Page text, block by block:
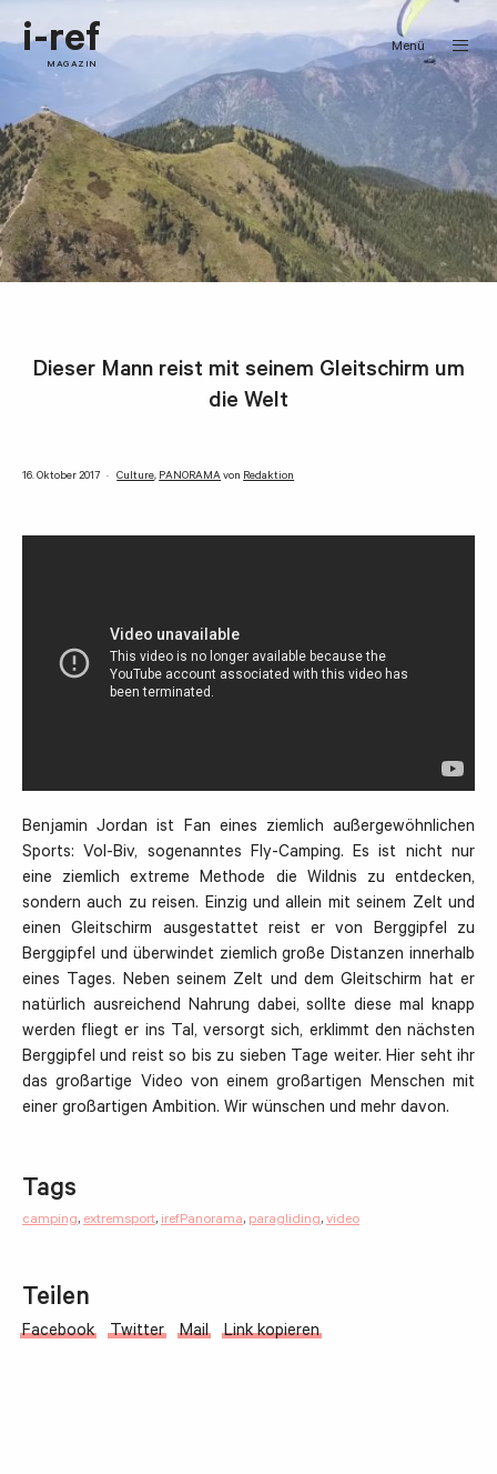
i-ref
MAGAZIN
Menü
Dieser Mann reist mit seinem Gleitschirm um
die Welt
16. Oktober 2017 Culture, PANORAMAvon Redaktion
Benjamin Jordan ist Fan eines ziemlich außergewöhnlichen
Sports: Vol-Biv, sogenanntes Fly-Camping. Es ist nicht nur
eine ziemlich extreme Methode die Wildnis zu entdecken,
sondern auch zu reisen. Einzig und allein mit seinem Zelt und
einen Gleitschirm ausgestattet reist er von Berggipfel zu
Berggipfel und überwindet ziemlich große Distanzen innerhalb
eines Tages. Neben seinem Zelt und dem Gleitschirm hat er
natürlich ausreichend Nahrung dabei, sollte diese mal knapp
werden fliegt er ins Tal, versorgt sich, erklimmt den nächsten
Berggipfel und reist so bis zu sieben Tage weiter. Hier seht ihr
das großartige Video von einem großartigen Menschen mit
einer großartigen Ambition. Wir wünschen und mehr davon.
Tags
camping, extremsport, irefPanorama, paragliding, video
Teilen
Facebook Twitter Mail Link kopieren